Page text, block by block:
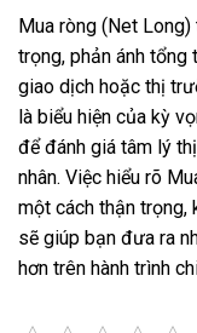
Mua ròng (Net
trọng, phản ánh tổng
giao dịch hoặc thị
là biểu hiện của kỳ
để đánh giá tâm lý
nhân. Việc hiểu rõ
một cách thận trọng,
sẽ giúp bạn đưa ra
hơn trên hành trình